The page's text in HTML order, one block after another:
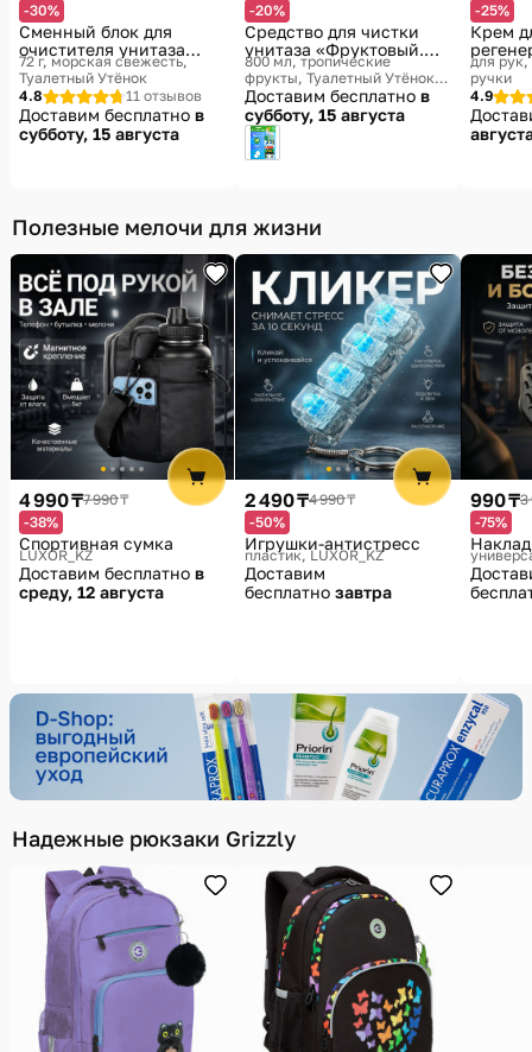
-30%
Сменный блок для
очистителя унитаза
«Диски чистоты»
72 г, морская свежесть
Туалетный Утёнок
4.8
11 отзывов
Доставим бесплатно в
субботу, 15 августа
-20%
Средство для чистки
унитаза «Фруктовый.
Tropical level-up»
800 мл, тропические
фрукты Туалетный Утёнок,
S.C. Johnson & Son, Inc
Доставим бесплатно в
субботу, 15 августа
-25%
Крем
для
ручки
4.9
Полезные мелочи для жизни
4 990 ₸7 990 ₸
-38%
Спортивная сумка
LUXOR_KZ
Доставим бесплатно в
среду, 12 августа
2 490 ₸4 990 ₸
-50%
Игрушки-антистресс
пластик LUXOR_KZ
Доставим
бесплатно завтра
990 ₸3
-75%
Надежные рюкзаки Grizzly